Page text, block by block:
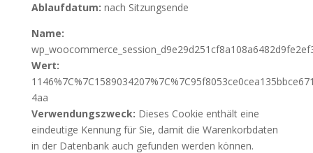
Ablaufdatum: nach Sitzungsende
Name:
Wert:
4aa
Verwendungszweck: Dieses Cookie enthält eine
eindeutige Kennung für Sie, damit die Warenkorbdaten
in der Datenbank auch gefunden werden können.